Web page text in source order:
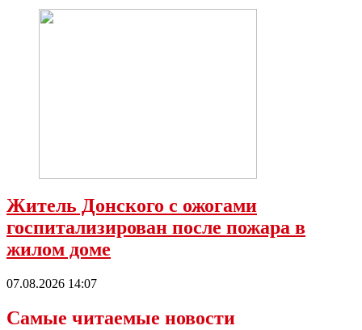
Житель Донского с ожогами
госпитализирован после пожара в
жилом доме
07.08.2026 14:07
Самые читаемые новости